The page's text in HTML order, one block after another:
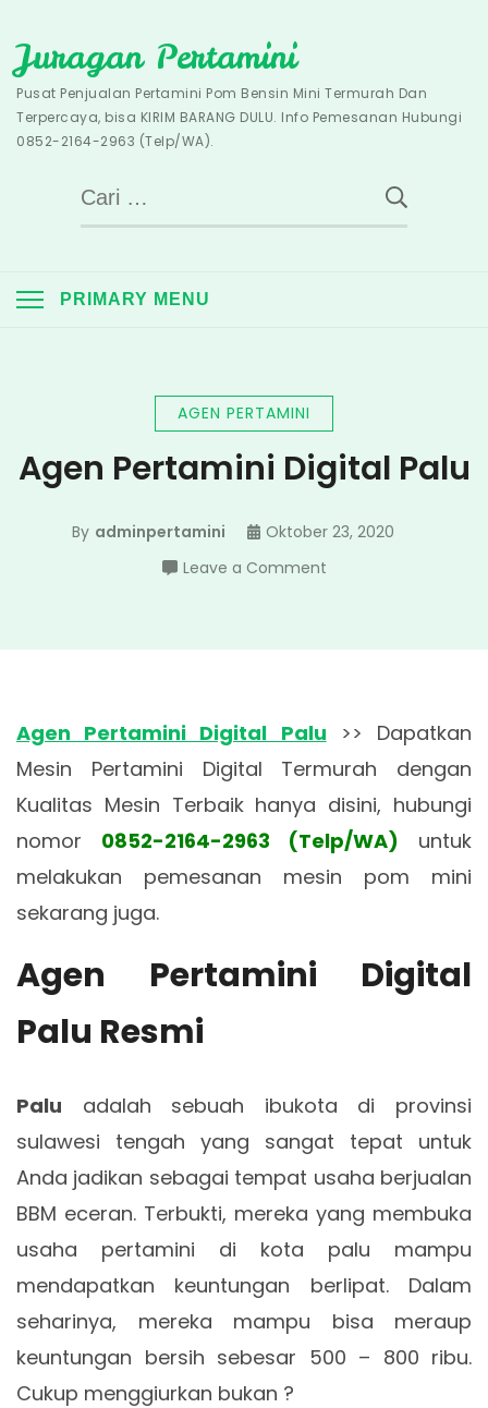
to
content
Juragan Pertamini
Pusat Penjualan Pertamini Pom Bensin Mini Termurah Dan
Terpercaya, bisa KIRIM BARANG DULU. Info Pemesanan Hubungi
0852-2164-2963 (Telp/WA).
Cari
untuk:
PRIMARY MENU
AGEN PERTAMINI
Agen Pertamini Digital Palu
By adminpertamini
Oktober 23, 2020
Leave a Commenton
Digital
Agen Pertamini Digital Palu >> Dapatkan
Mesin Pertamini Digital Termurah dengan
Kualitas Mesin Terbaik hanya disini, hubungi
nomor 0852-2164-2963 (Telp/WA) untuk
melakukan pemesanan mesin pom mini
sekarang juga.
Agen Pertamini Digital
Palu Resmi
Palu adalah sebuah ibukota di provinsi
sulawesi tengah yang sangat tepat untuk
Anda jadikan sebagai tempat usaha berjualan
BBM eceran. Terbukti, mereka yang membuka
usaha pertamini di kota palu mampu
mendapatkan keuntungan berlipat. Dalam
seharinya, mereka mampu bisa meraup
keuntungan bersih sebesar 500 – 800 ribu.
Cukup menggiurkan bukan ?